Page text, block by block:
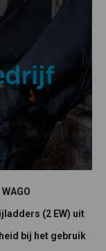
(2 EW) uit
bij het gebruik